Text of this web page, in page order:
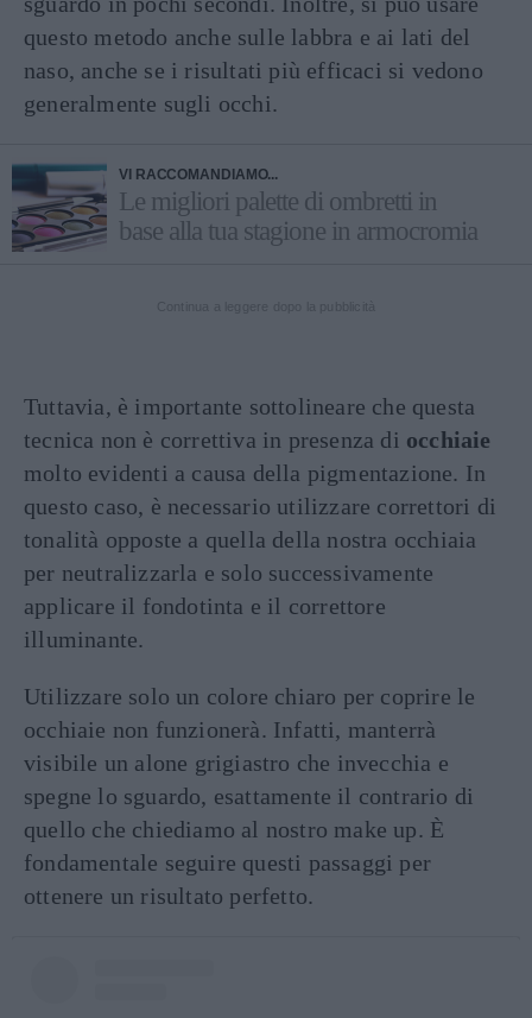
questo metodo anche sulle labbra e ai lati del
naso, anche se i risultati più efficaci si vedono
generalmente sugli occhi.
VI RACCOMANDIAMO...
Le migliori palette di ombretti in
base alla tua stagione in armocromia
Tuttavia, è importante sottolineare che questa
tecnica non è correttiva in presenza di occhiaie
molto evidenti a causa della pigmentazione. In
questo caso, è necessario utilizzare correttori di
tonalità opposte a quella della nostra occhiaia
per neutralizzarla e solo successivamente
applicare il fondotinta e il correttore
illuminante.
Utilizzare solo un colore chiaro per coprire le
occhiaie non funzionerà. Infatti, manterrà
visibile un alone grigiastro che invecchia e
spegne lo sguardo, esattamente il contrario di
quello che chiediamo al nostro make up. È
fondamentale seguire questi passaggi per
ottenere un risultato perfetto.